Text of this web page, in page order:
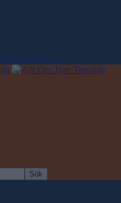
Allt Om Trav